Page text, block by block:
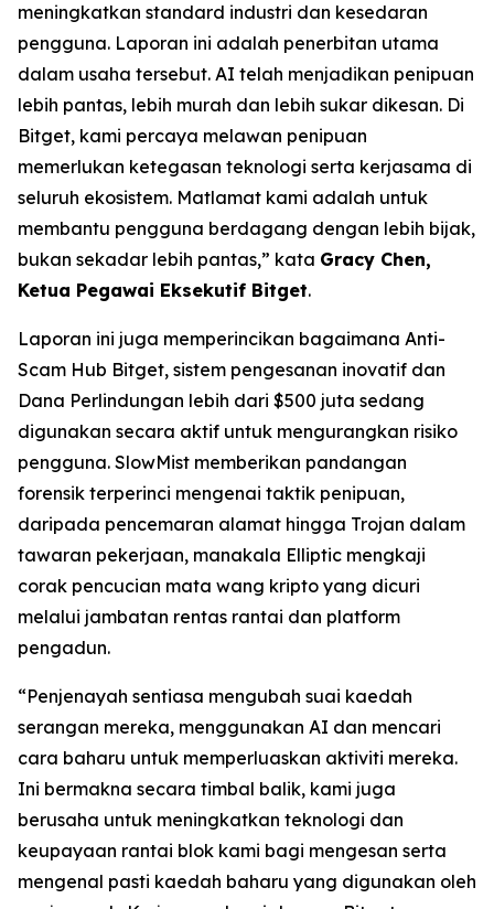
meningkatkan standard industri dan kesedaran
pengguna. Laporan ini adalah penerbitan utama
dalam usaha tersebut. AI telah menjadikan penipuan
lebih pantas, lebih murah dan lebih sukar dikesan. Di
Bitget, kami percaya melawan penipuan
memerlukan ketegasan teknologi serta kerjasama di
seluruh ekosistem. Matlamat kami adalah untuk
membantu pengguna berdagang dengan lebih bijak,
bukan sekadar lebih pantas,” kata Gracy Chen,
Ketua Pegawai Eksekutif Bitget.
Laporan ini juga memperincikan bagaimana Anti-
Scam Hub Bitget, sistem pengesanan inovatif dan
Dana Perlindungan lebih dari $500 juta sedang
digunakan secara aktif untuk mengurangkan risiko
pengguna. SlowMist memberikan pandangan
forensik terperinci mengenai taktik penipuan,
daripada pencemaran alamat hingga Trojan dalam
tawaran pekerjaan, manakala Elliptic mengkaji
corak pencucian mata wang kripto yang dicuri
melalui jambatan rentas rantai dan platform
pengadun.
“Penjenayah sentiasa mengubah suai kaedah
serangan mereka, menggunakan AI dan mencari
cara baharu untuk memperluaskan aktiviti mereka.
Ini bermakna secara timbal balik, kami juga
berusaha untuk meningkatkan teknologi dan
keupayaan rantai blok kami bagi mengesan serta
mengenal pasti kaedah baharu yang digunakan oleh